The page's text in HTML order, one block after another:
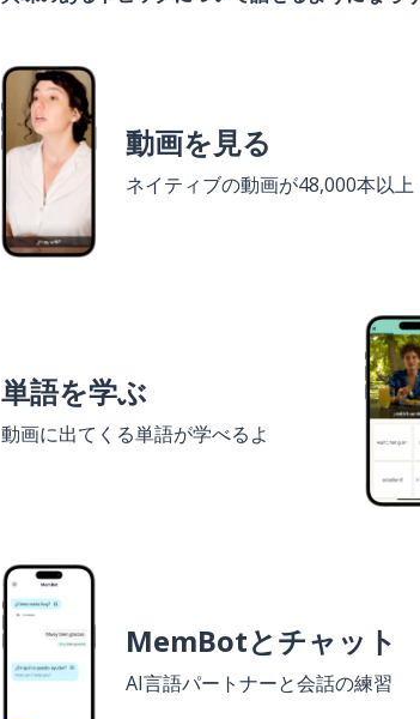
動画を見る
ネイティブの動画が48,000本以上
単語を学ぶ
動画に出てくる単語が学べるよ
MemBotとチャット
AI言語パートナーと会話の練習